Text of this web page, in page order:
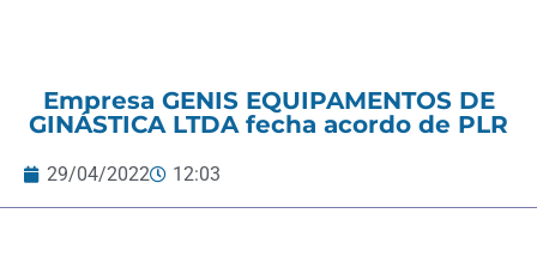
Empresa GENIS EQUIPAMENTOS DE
GINÁSTICA LTDA fecha acordo de PLR
29/04/2022 12:03